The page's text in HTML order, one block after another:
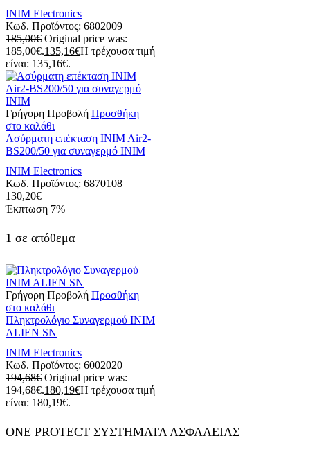
INIM Electronics
Κωδ. Προϊόντος: 6802009
185,00€ Original price was:
185,00€.135,16€Η τρέχουσα τιμή
είναι: 135,16€.
Γρήγορη Προβολή Προσθήκη
στο καλάθι
Ασύρματη επέκταση INIM Air2-
BS200/50 για συναγερμό INIM
INIM Electronics
Κωδ. Προϊόντος: 6870108
130,20€
Έκπτωση 7%
1 σε απόθεμα
Γρήγορη Προβολή Προσθήκη
στο καλάθι
Πληκτρολόγιο Συναγερμού INIM
ALIEN SN
INIM Electronics
Κωδ. Προϊόντος: 6002020
194,68€ Original price was:
194,68€.180,19€Η τρέχουσα τιμή
είναι: 180,19€.
ONE PROTECT ΣΥΣΤΗΜΑΤΑ ΑΣΦΑΛΕΙΑΣ